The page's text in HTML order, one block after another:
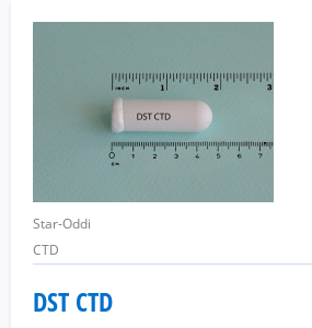
Star-Oddi
CTD
DST CTD